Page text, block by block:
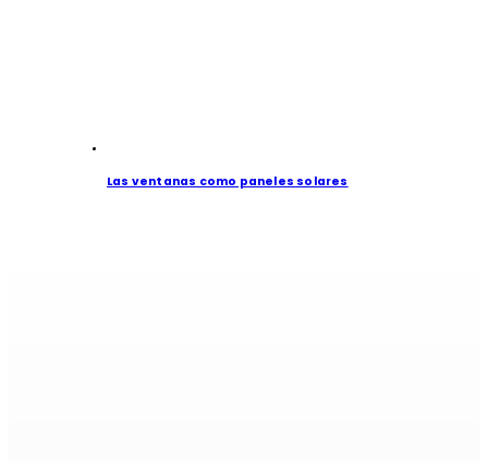
Las ventanas como paneles solares